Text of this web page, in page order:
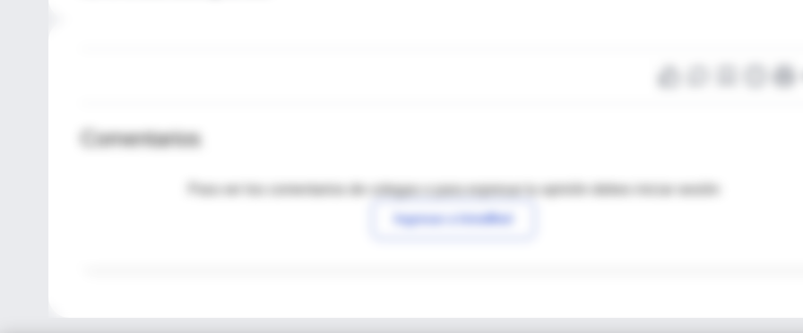
Comentarios
Para ver los comentarios de colegas o para expresar tu opinión debes iniciar sesión
Ingresar a IntraMed